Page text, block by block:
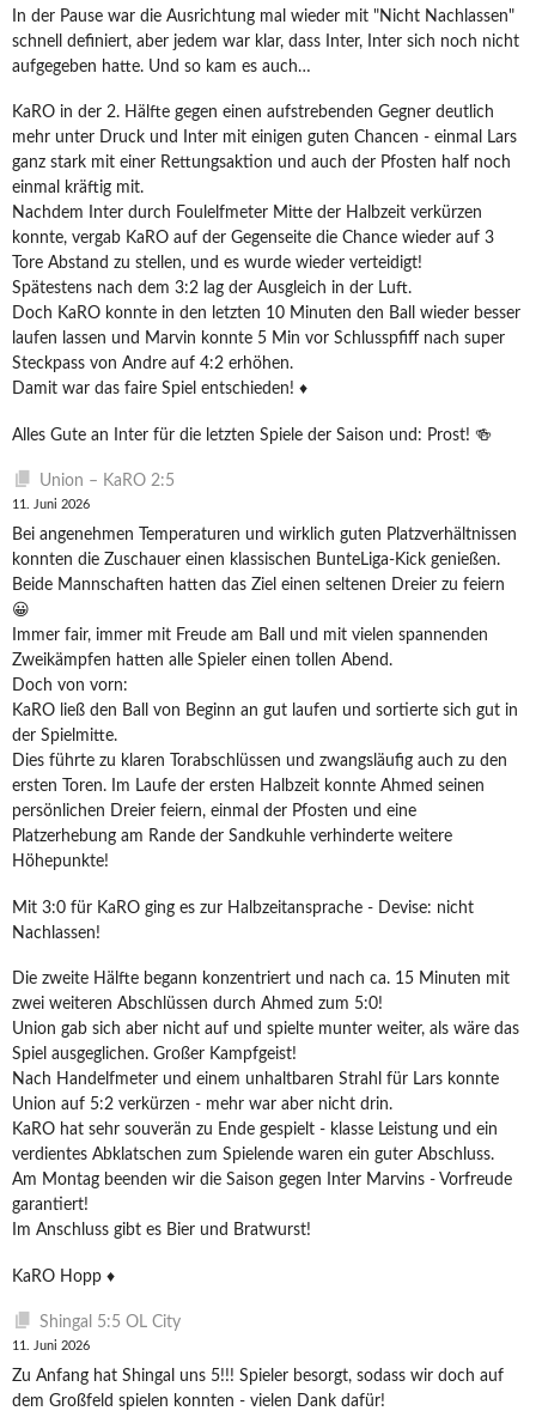
In der Pause war die Ausrichtung mal wieder mit "Nicht Nachlassen"
schnell definiert, aber jedem war klar, dass Inter, Inter sich noch nicht
aufgegeben hatte. Und so kam es auch…
KaRO in der 2. Hälfte gegen einen aufstrebenden Gegner deutlich
mehr unter Druck und Inter mit einigen guten Chancen - einmal Lars
ganz stark mit einer Rettungsaktion und auch der Pfosten half noch
einmal kräftig mit.
Nachdem Inter durch Foulelfmeter Mitte der Halbzeit verkürzen
konnte, vergab KaRO auf der Gegenseite die Chance wieder auf 3
Tore Abstand zu stellen, und es wurde wieder verteidigt!
Spätestens nach dem 3:2 lag der Ausgleich in der Luft.
Doch KaRO konnte in den letzten 10 Minuten den Ball wieder besser
laufen lassen und Marvin konnte 5 Min vor Schlusspfiff nach super
Steckpass von Andre auf 4:2 erhöhen.
Damit war das faire Spiel entschieden! ♦️
Alles Gute an Inter für die letzten Spiele der Saison und: Prost! 🍻
Union – KaRO 2:5
11. Juni 2026
Bei angenehmen Temperaturen und wirklich guten Platzverhältnissen
konnten die Zuschauer einen klassischen BunteLiga-Kick genießen.
Beide Mannschaften hatten das Ziel einen seltenen Dreier zu feiern
😀
Immer fair, immer mit Freude am Ball und mit vielen spannenden
Zweikämpfen hatten alle Spieler einen tollen Abend.
Doch von vorn:
KaRO ließ den Ball von Beginn an gut laufen und sortierte sich gut in
der Spielmitte.
Dies führte zu klaren Torabschlüssen und zwangsläufig auch zu den
ersten Toren. Im Laufe der ersten Halbzeit konnte Ahmed seinen
persönlichen Dreier feiern, einmal der Pfosten und eine
Platzerhebung am Rande der Sandkuhle verhinderte weitere
Höhepunkte!
Mit 3:0 für KaRO ging es zur Halbzeitansprache - Devise: nicht
Nachlassen!
Die zweite Hälfte begann konzentriert und nach ca. 15 Minuten mit
zwei weiteren Abschlüssen durch Ahmed zum 5:0!
Union gab sich aber nicht auf und spielte munter weiter, als wäre das
Spiel ausgeglichen. Großer Kampfgeist!
Nach Handelfmeter und einem unhaltbaren Strahl für Lars konnte
Union auf 5:2 verkürzen - mehr war aber nicht drin.
KaRO hat sehr souverän zu Ende gespielt - klasse Leistung und ein
verdientes Abklatschen zum Spielende waren ein guter Abschluss.
Am Montag beenden wir die Saison gegen Inter Marvins - Vorfreude
garantiert!
Im Anschluss gibt es Bier und Bratwurst!
KaRO Hopp ♦️
Shingal 5:5 OL City
11. Juni 2026
Zu Anfang hat Shingal uns 5!!! Spieler besorgt, sodass wir doch auf
dem Großfeld spielen konnten - vielen Dank dafür!